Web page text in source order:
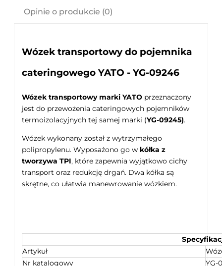
Opinie o produkcie (0)
Wózek transportowy do pojemnika
cateringowego YATO - YG-09246
Wózek transportowy marki YATO przeznaczony
jest do przewożenia cateringowych pojemników
termoizolacyjnych tej samej marki (YG-09245).
Wózek wykonany został z wytrzymałego
polipropylenu. Wyposażono go w kółka z
tworzywa TPI, które zapewnia wyjątkowo cichy
transport oraz redukcję drgań. Dwa kółka są
skrętne, co ułatwia manewrowanie wózkiem.
Artykuł
Nr katalogowy
YG-